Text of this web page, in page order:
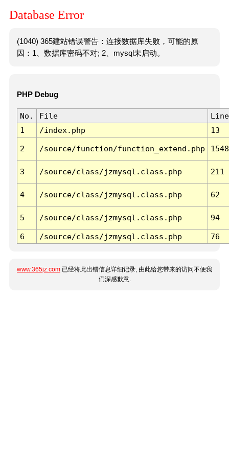
Database Error
(1040) 365建站错误警告：连接数据库失败，可能的原
因：1、数据库密码不对; 2、mysql未启动。
PHP Debug
No. File
Line
1
/index.php 13
2 /source/function/function_extend.php 1548
3 /source/class/jzmysql.class.php 211
4 /source/class/jzmysql.class.php 62
5 /source/class/jzmysql.class.php 94
6 /source/class/jzmysql.class.php 76
www.365jz.com 已经将此出错信息详细记录, 由此给您带来的访问不便我
们深感歉意.